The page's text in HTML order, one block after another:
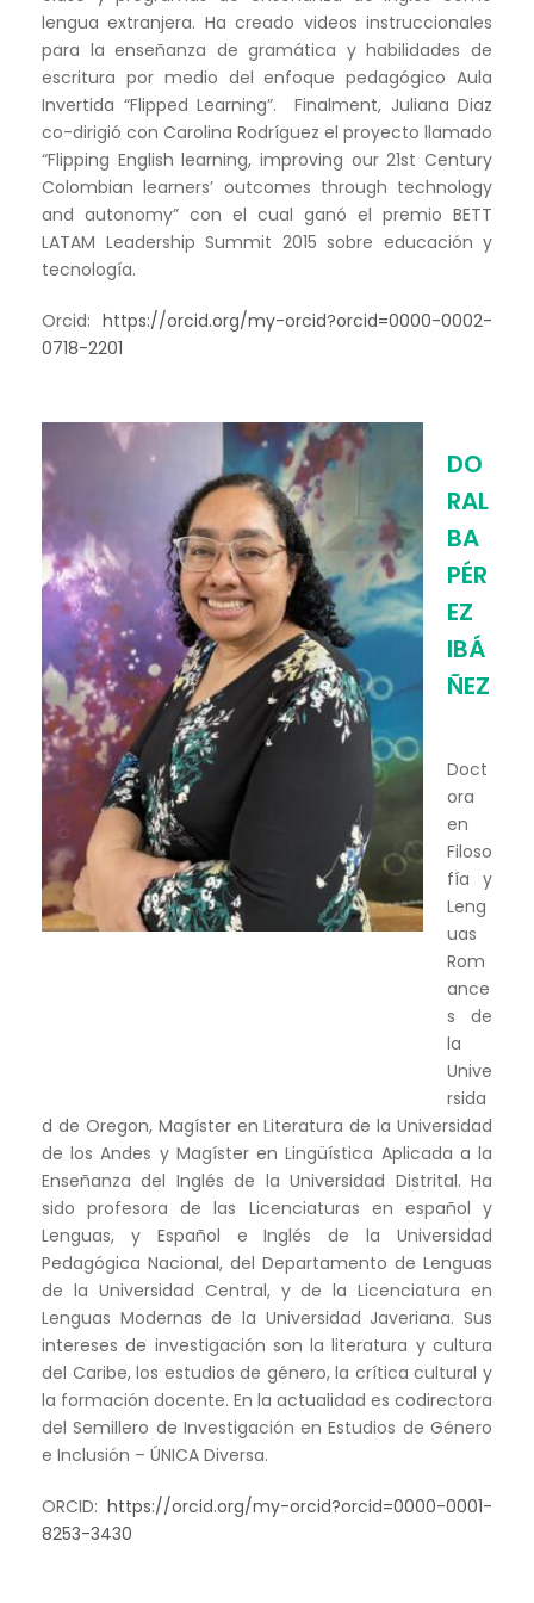
lengua extranjera. Ha creado videos instruccionales
para la enseñanza de gramática y habilidades de
escritura por medio del enfoque pedagógico Aula
Invertida “Flipped Learning”. Finalment, Juliana Diaz
co-dirigió con Carolina Rodríguez el proyecto llamado
“Flipping English learning, improving our 21st Century
Colombian learners’ outcomes through technology
and autonomy” con el cual ganó el premio BETT
LATAM Leadership Summit 2015 sobre educación y
tecnología.
Orcid: https://orcid.org/my-orcid?orcid=0000-0002-
0718-2201
DO
RAL
BA
PÉR
EZ
IBÁ
ÑEZ
Doct
ora
en
Filoso
fía y
Leng
uas
Rom
ance
s de
la
Unive
rsida
d de Oregon, Magíster en Literatura de la Universidad
de los Andes y Magíster en Lingüística Aplicada a la
Enseñanza del Inglés de la Universidad Distrital. Ha
sido profesora de las Licenciaturas en español y
Lenguas, y Español e Inglés de la Universidad
Pedagógica Nacional, del Departamento de Lenguas
de la Universidad Central, y de la Licenciatura en
Lenguas Modernas de la Universidad Javeriana. Sus
intereses de investigación son la literatura y cultura
del Caribe, los estudios de género, la crítica cultural y
la formación docente. En la actualidad es codirectora
del Semillero de Investigación en Estudios de Género
e Inclusión – ÚNICA Diversa.
ORCID: https://orcid.org/my-orcid?orcid=0000-0001-
8253-3430